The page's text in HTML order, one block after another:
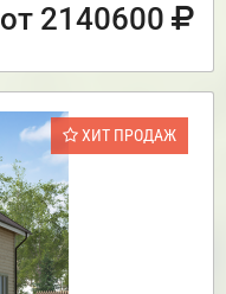
от 2140600
ХИТ ПРОДАЖ